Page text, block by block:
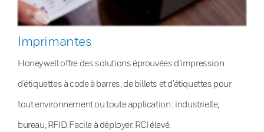
Imprimantes
Honeywell offre des solutions éprouvées d’impression
d’étiquettes à code à barres, de billets et d’étiquettes pour
tout environnement ou toute application : industrielle,
bureau, RFID. Facile à déployer. RCI élevé.